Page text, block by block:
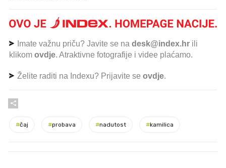
Imate važnu priču? Javite se na desk@index.hr ili
klikom ovdje. Atraktivne fotografije i videe plaćamo.
Želite raditi na Indexu? Prijavite se ovdje.
#čaj #probava #nadutost #kamilica